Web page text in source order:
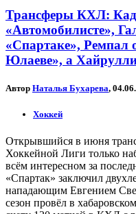
Трансферы КХЛ:
«Автомобилисте»,
«Спартаке», Ремпал
Юлаеве», а
Автор Наталья Бухарева,
Хоккей
Открывшийся в июня
Хоккейной Лиги только
всём интересном за
«Спартак» заключил
нападающим Евгением
сезон провёл в